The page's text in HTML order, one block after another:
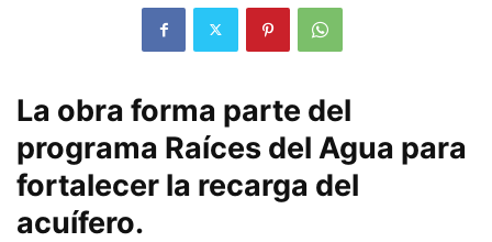
La obra forma parte del
programa Raíces del Agua para
fortalecer la recarga del
acuífero.